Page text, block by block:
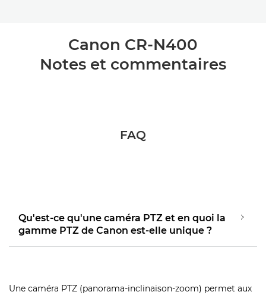
Canon CR-N400
Notes et commentaires
FAQ
Qu'est-ce qu'une caméra PTZ et en quoi la
gamme PTZ de Canon est-elle unique ?
Une caméra PTZ (panorama-inclinaison-zoom) permet aux